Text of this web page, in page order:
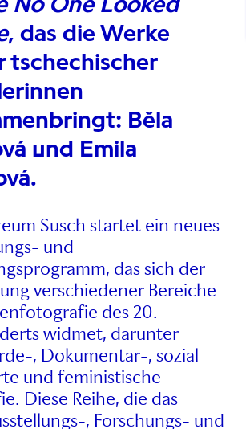
, das die Werke
tschechischer
Běla
und Emila
Susch startet ein neues
und
das sich der
verschiedener Bereiche
des 20.
widmet, darunter
, Dokumentar-, sozial
und feministische
Diese Reihe, die das
, Forschungs- und